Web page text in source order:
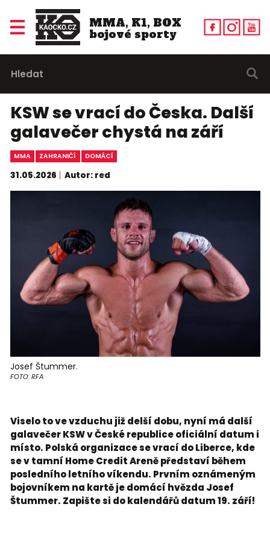
MMA, K1, BOX
bojové sporty
KSW se vrací do Česka. Další
galavečer chystá na září
MMA ZAHRANIČÍ DOMÁCÍ
31.05.2026 Autor: red
Josef Štummer.
FOTO: RFA
Viselo to ve vzduchu již delší dobu, nyní má další
galavečer KSW v České republice oficiální datum i
místo. Polská organizace se vrací do Liberce, kde
se v tamní Home Credit Areně představí během
posledního letního víkendu. Prvním oznámeným
bojovníkem na kartě je domácí hvězda Josef
Štummer. Zapište si do kalendářů datum 19. září!